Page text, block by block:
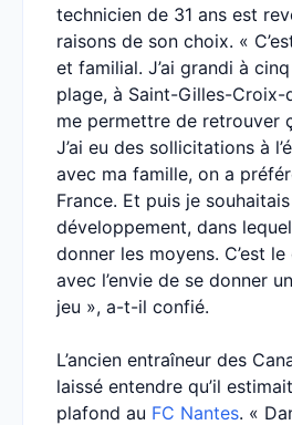
technicien de 31 ans est
raisons de son choix. «
et familial. J’ai grandi à
plage, à Saint-Gilles-Croix-
me permettre de retrouver
J’ai eu des sollicitations à
avec ma famille, on a
France. Et puis je
développement, dans
donner les moyens. C’est
avec l’envie de se donner
jeu », a-t-il confié.
L’ancien entraîneur des
laissé entendre qu’il
plafond au FC Nantes. «